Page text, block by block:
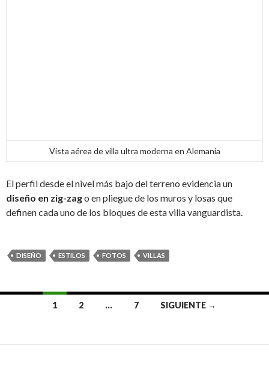
Vista aérea de villa ultra moderna en Alemania
El perfil desde el nivel más bajo del terreno evidencia un
diseño en zig-zago en pliegue de los muros y losas que
definen cada uno de los bloques de esta villa vanguardista.
DISEÑO ESTILOS FOTOS VILLAS
a
1 2 … 7 SIGUIENTE →